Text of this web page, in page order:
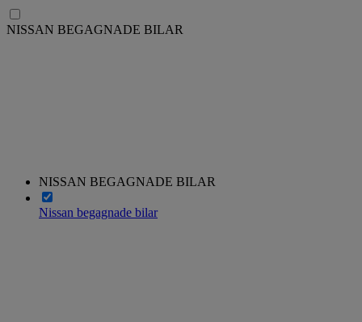
NISSAN BEGAGNADE BILAR
NISSAN BEGAGNADE BILAR
Nissan begagnade bilar